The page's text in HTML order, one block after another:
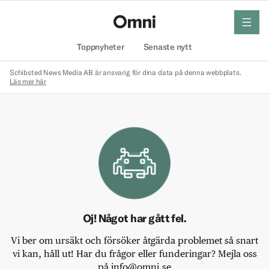
Toppnyheter Senaste nytt
meny
Schibsted News Media AB är ansvarig för dina data på denna webbplats.
Läs mer här
Oj! Något har gått fel.
Vi ber om ursäkt och försöker åtgärda problemet så snart
vi kan, håll ut! Har du frågor eller funderingar? Mejla oss